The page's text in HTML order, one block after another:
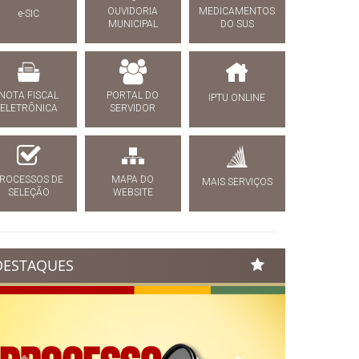
e-SIC
OUVIDORIA
MUNICIPAL
MEDICAMENTOS
DO SUS
FISCAL
ELETRÔNICA
PORTAL DO
SERVIDOR
IPTU ONLINE
DE
SELEÇÃO
MAPA DO
WEBSITE
MAIS SERVIÇOS